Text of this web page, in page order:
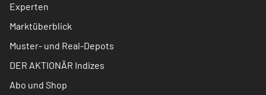
Experten
Marktüberblick
Muster- und Real-Depots
DER AKTIONÄR Indizes
Abo und Shop